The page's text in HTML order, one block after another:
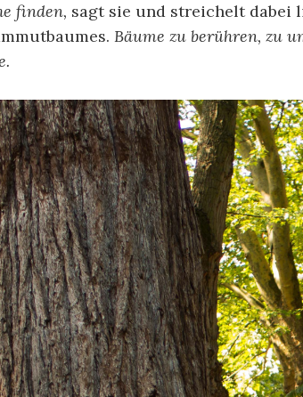
finden, sagt sie und streichelt dabei
Bäume zu berühren, zu